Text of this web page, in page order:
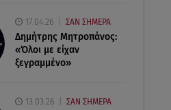
17.04.26 ΣΑΝ ΣΗΜΕΡΑ
Δημήτρης Μητροπάνος:
«Όλοι με είχαν
ξεγραμμένο»
13.03.26 ΣΑΝ ΣΗΜΕΡΑ